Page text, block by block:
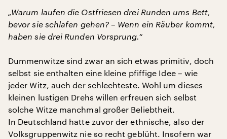
„Warum laufen die Ostfriesen drei Runden ums Bett,
bevor sie schlafen gehen? – Wenn ein Räuber kommt,
haben sie drei Runden Vorsprung.“
Dummenwitze sind zwar an sich etwas primitiv, doch
selbst sie enthalten eine kleine pfiffige Idee – wie
jeder Witz, auch der schlechteste. Wohl um dieses
kleinen lustigen Drehs willen erfreuen sich selbst
solche Witze manchmal großer Beliebtheit.
In Deutschland hatte zuvor der ethnische, also der
Volksgruppenwitz nie so recht geblüht. Insofern war